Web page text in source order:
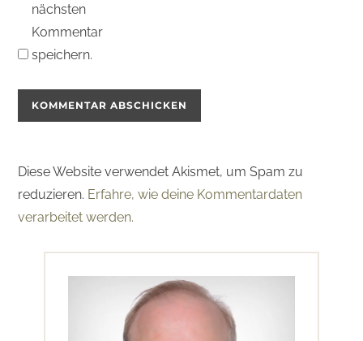
nächsten
Kommentar
speichern.
Diese Website verwendet Akismet, um Spam zu
reduzieren. Erfahre, wie deine Kommentardaten
verarbeitet werden.